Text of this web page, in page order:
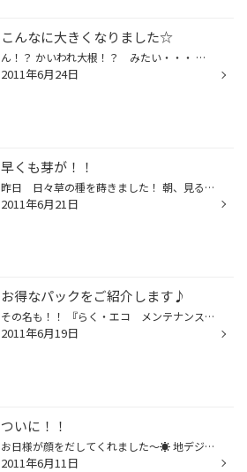
こんなに大きくなりました☆
ん！？ かいわれ大根！？ みたい・・・ 育て方が分からないので いろいろ調べて 花を咲かせますよ～！！ お楽しみに～（＾＾）/
2011年6月24日
早くも芽が！！
昨日 日々草の種を蒔きました！ 朝、見るとこんなに大きくなってました～ w（°Ο°）w あまりの成長の早さに思わず パシャリ☆ 枯れずに 大きくなってほしいなぁ。
2011年6月21日
お得なパックをご紹介します♪
その名も！！ 『らく・エコ メンテナンスパック』！！ オイル交換、ワイパー交換、タイヤローテーション、消臭サービス などなどが入って かなりお得な内容のチケットなんですよ（＾０＾）/ そして！！金額もすごぉ～く！！お得な価格になっています（＾＾）♪ 「車のメンテナンスって何をどうした...
2011年6月19日
ついに！！
お日様が顔をだしてくれました～☀ 地デジでお悩みの方！映りはどうなの～？？と気になる方！！ ぜひ お越しください（＾＾） ただ今、車載用地デジ 実演中です☆ クスコデモカー ヴァカンツァ車高調装着のアルファードの 同乗試乗を行っております（＾＾） 今日と明日のお得な２日間！！ タイヤ館...
2011年6月11日